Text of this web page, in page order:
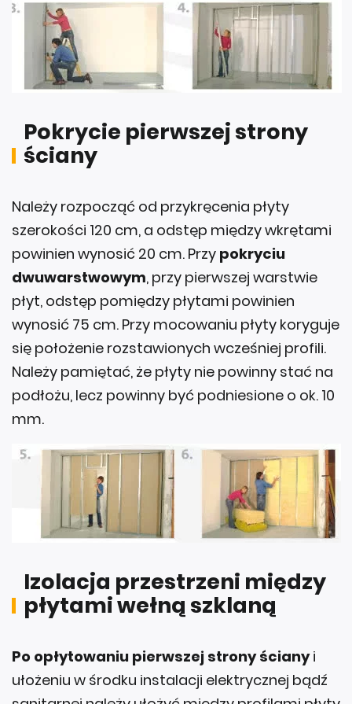
Pokrycie pierwszej strony
ściany
Należy rozpocząć od przykręcenia płyty
szerokości 120 cm, a odstęp między wkrętami
powinien wynosić 20 cm. Przy pokryciu
dwuwarstwowym, przy pierwszej warstwie
płyt, odstęp pomiędzy płytami powinien
wynosić 75 cm. Przy mocowaniu płyty koryguje
się położenie rozstawionych wcześniej profili.
Należy pamiętać, że płyty nie powinny stać na
podłożu, lecz powinny być podniesione o ok. 10
mm.
Izolacja przestrzeni między
płytami wełną szklaną
Po opłytowaniu pierwszej strony ścianyi
ułożeniu w środku instalacji elektrycznej bądź